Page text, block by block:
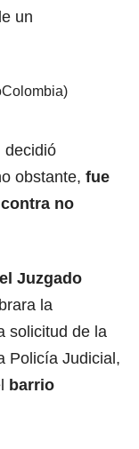
un
decidió
obstante, fue
no
el Juzgado
la
solicitud de la
Policía Judicial,
barrio